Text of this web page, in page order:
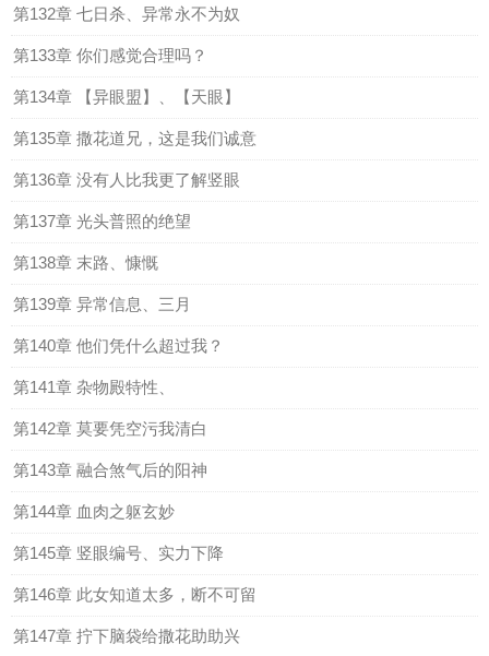
第132章 七日杀、异常永不为奴
第133章 你们感觉合理吗？
第134章 【异眼盟】、【天眼】
第135章 撒花道兄，这是我们诚意
第136章 没有人比我更了解竖眼
第137章 光头普照的绝望
第138章 末路、慷慨
第139章 异常信息、三月
第140章 他们凭什么超过我？
第141章 杂物殿特性、
第142章 莫要凭空污我清白
第143章 融合煞气后的阳神
第144章 血肉之躯玄妙
第145章 竖眼编号、实力下降
第146章 此女知道太多，断不可留
第147章 拧下脑袋给撒花助助兴